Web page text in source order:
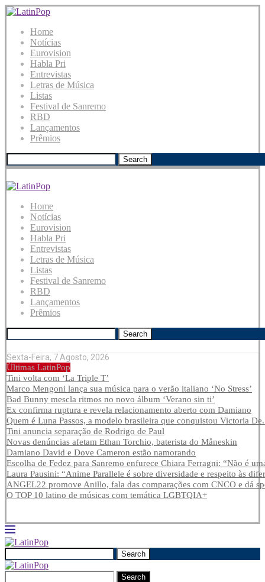
Home
Notícias
Eurovision
Habla Pri
Entrevistas
Letras de Música
Listas
Festival de Sanremo
RBD
Lançamentos
Prêmios
Search
Home
Notícias
Eurovision
Habla Pri
Entrevistas
Letras de Música
Listas
Festival de Sanremo
RBD
Lançamentos
Prêmios
Search
Sexta-Feira, 7 Agosto, 2026
Últimas LatinPop
Tini volta com ‘La Triple T’
Marco Mengoni lança sua música para o verão italiano ‘No Stress’
Bad Bunny mescla ritmos no novo álbum ‘Verano sin ti’
Ex confirma ruptura e revela relacionamento aberto com Damiano
Quem é Luna Passos, a modelo brasileira que conquistou Victoria
Tini anuncia separação de Rodrigo de Paul
Novas denúncias afetam Ethan Torchio, baterista do Måneskin
Damiano David e Dove Cameron estão namorando
Escolha de Fedez para Sanremo enfurece Chiara Ferragni: “Não é
Laura Pausini: “Anime Parallele é sobre diversidade e respeito às
ANGEL22 promove Anillo, fala das comparações com CNCO e dá
O TOP 10 latino de músicas com temática LGBTQIA+
Search
Search